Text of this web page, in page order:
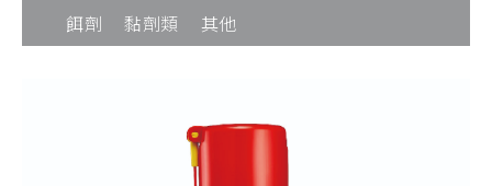
餌劑
黏劑類 其他